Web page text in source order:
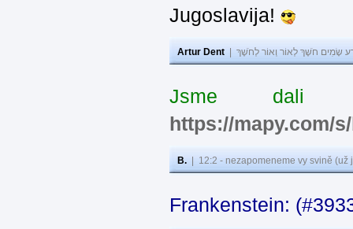
Jugoslavija!
Artur Dent שָׂמִים חֹשֶׁךְ לְאוֹר וְאוֹר לְחֹשֶׁךְ
Jsme dali
https://mapy.com/
B. 12:2 - nezapomeneme vy svině
Frankenstein: